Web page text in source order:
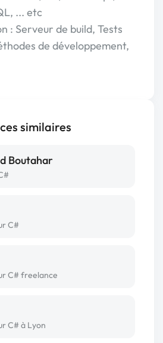
... etc
: Serveur de build, Tests
de développement,
similaires
Boutahar
C#
C# freelance
C# à Lyon